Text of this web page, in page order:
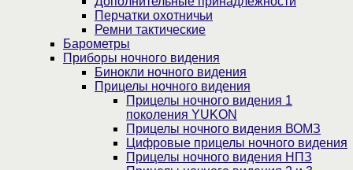
Перчатки охотничьи
Ремни тактические
Барометры
Приборы ночного видения
Бинокли ночного видения
Прицелы ночного видения
Прицелы ночного видения 1
поколения YUKON
Прицелы ночного видения ВОМЗ
Цифровые прицелы ночного видения
Прицелы ночного видения НПЗ